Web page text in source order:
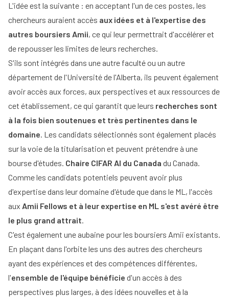
L'idée est la suivante : en acceptant l'un de ces postes, les
chercheurs auraient accès aux idées et à l'expertise des
autres boursiers Amii, ce qui leur permettrait d'accélérer et
de repousser les limites de leurs recherches.
S'ils sont intégrés dans une autre faculté ou un autre
département de l'Université de l'Alberta, ils peuvent également
avoir accès aux forces, aux perspectives et aux ressources de
cet établissement, ce qui garantit que leurs recherches sont
à la fois bien soutenues et très pertinentes dans le
domaine. Les candidats sélectionnés sont également placés
sur la voie de la titularisation et peuvent prétendre à une
bourse d'études. Chaire CIFAR AI du Canada du Canada.
Comme les candidats potentiels peuvent avoir plus
d'expertise dans leur domaine d'étude que dans le ML, l'accès
aux Amii Fellows et à leur expertise en ML s'est avéré être
le plus grand attrait.
C'est également une aubaine pour les boursiers Amii existants.
En plaçant dans l'orbite les uns des autres des chercheurs
ayant des expériences et des compétences différentes,
l'ensemble de l'équipe bénéficie d'un accès à des
perspectives plus larges, à des idées nouvelles et à la